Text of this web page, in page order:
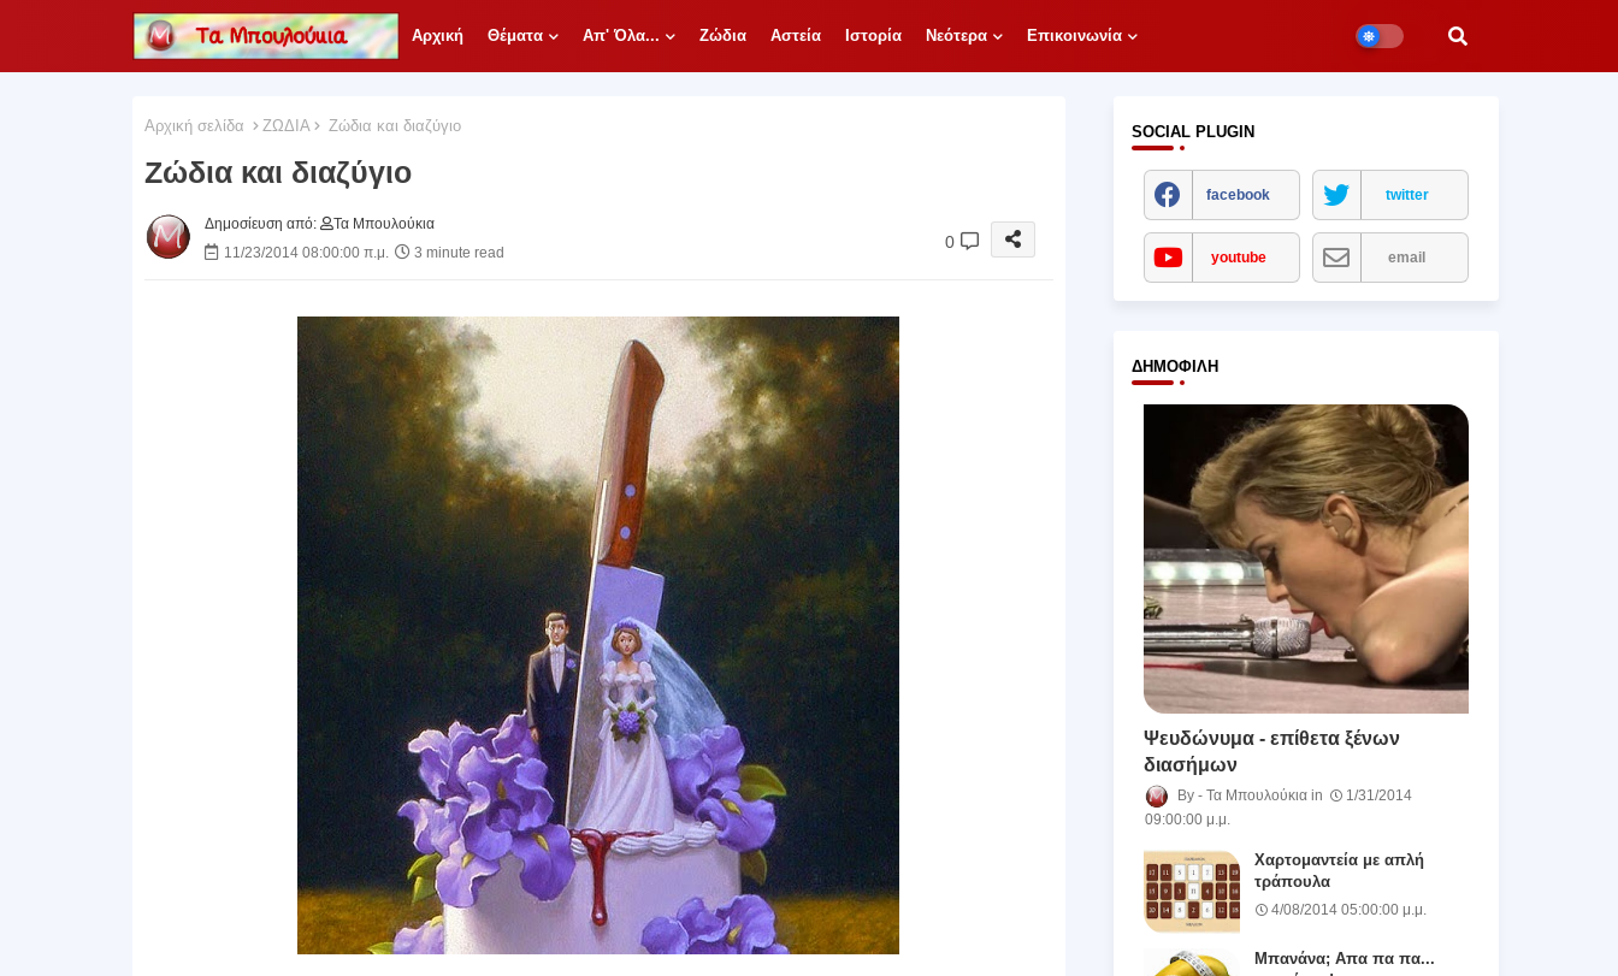
Αρχική Θέματα Απ' Όλα... Ζώδια Αστεία Ιστορία Νεότερα Επικοινωνία
Αρχική σελίδα ΖΩΔΙΑ Ζώδια και διαζύγιο
Ζώδια και διαζύγιο
Δημοσίευση από:
Τα Μπουλούκια
11/23/2014 08:00:00 π.μ.
3 minute read
0
SOCIAL PLUGIN
facebook twitter
youtube email
ΔΗΜΟΦΙΛΉ
Ψευδώνυμα - επίθετα ξένων
διασήμων
Τα Μπουλούκια
1/31/2014
09:00:00 μ.μ.
Χαρτομαντεία με απλή
τράπουλα
4/08/2014 05:00:00 μ.μ.
Μπανάνα; Απα πα πα...